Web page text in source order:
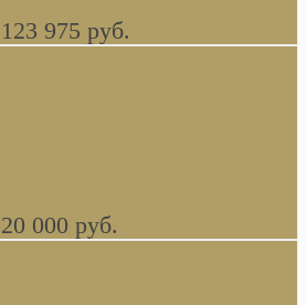
123 975 руб.
000 руб.